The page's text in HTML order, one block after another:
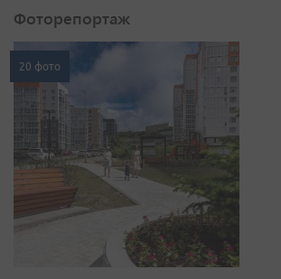
Фоторепортаж
20 фото